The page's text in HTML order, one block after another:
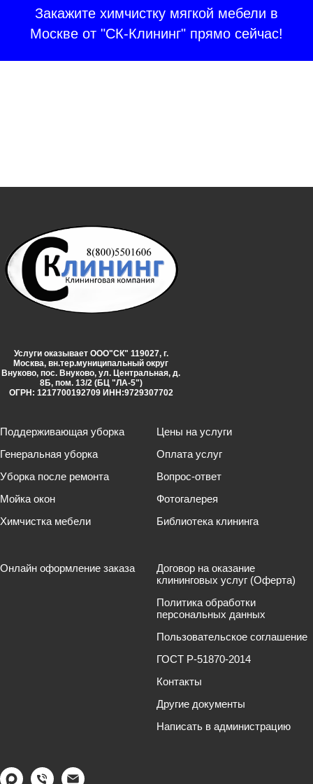
Закажите химчистку мягкой мебели в
Москве от "СК-Клининг" прямо сейчас!
Услуги оказывает ООО"СК" 119027, г.
Москва, вн.тер.муниципальный округ
Внуково, пос. Внуково, ул. Центральная, д.
8Б, пом. 13/2 (БЦ "ЛА-5")
ОГРН: 1217700192709 ИНН:9729307702
Поддерживающая уборка
Генеральная уборка
Уборка после ремонта
Мойка окон
Химчистка мебели
Цены на услуги
Оплата услуг
Вопрос-ответ
Фотогалерея
Библиотека клининга
Онлайн оформление заказа
Договор на оказание
клининговых услуг (Оферта)
Политика обработки
персональных данных
Пользовательское соглашение
ГОСТ Р-51870-2014
Контакты
Другие документы
Написать в администрацию